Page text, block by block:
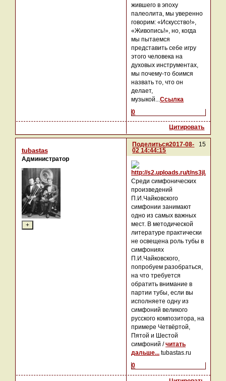
жившего в эпоху
палеолита, мы уверенно
говорим: «Искусство!»,
«Живопись!», но, когда
мы пытаемся
представить себе игру
этого человека на
духовых инструментах,
мы почему-то боимся
назвать то, что он
делает,
музыкой...Ссылка
0
Цитировать
Поделиться 15
2017-08-
02 14:44:15
tubastas
Администратор
Среди симфонических
произведений
П.И.Чайковского
симфонии занимают
одно из самых важных
мест. В методической
литературе практически
не освещена роль тубы в
симфониях
П.И.Чайковского,
попробуем разобраться,
на что требуется
обратить внимание в
партии тубы, если вы
исполняете одну из
симфоний великого
русского композитора, на
примере Четвёртой,
Пятой и Шестой
симфоний /читать
дальше... tubastas.ru
0